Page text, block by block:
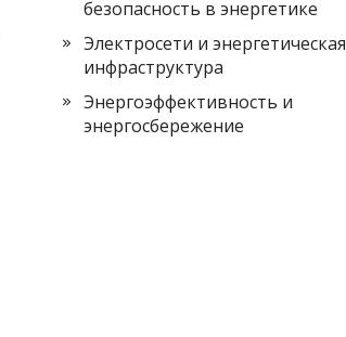
безопасность в энергетике
Электросети и энергетическая
инфраструктура
Энергоэффективность и
энергосбережение